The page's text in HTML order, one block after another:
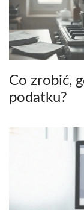
Co zrobić,
podatku?